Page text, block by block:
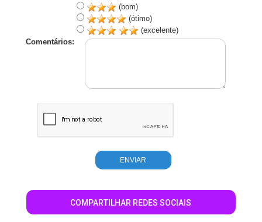
(bom)
(ótimo)
(excelente)
Comentários:
COMPARTILHAR REDES SOCIAIS